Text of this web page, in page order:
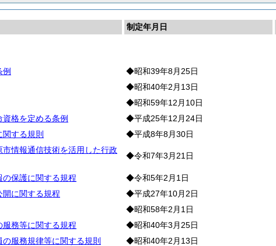
制定年月日
◆昭和39年8月25日
◆昭和40年2月13日
◆昭和59年12月10日
格を定める条例
◆平成25年12月24日
する規則
◆平成8年8月30日
情報通信技術を活用した行政
◆令和7年3月21日
保護に関する規程 ◆令和5年2月1日
に関する規程
◆平成27年10月2日
◆昭和58年2月1日
務等に関する規程
◆昭和40年3月25日
服務規律等に関する規則
◆昭和40年2月13日